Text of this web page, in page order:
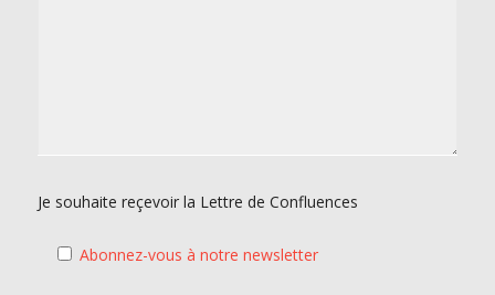
Je souhaite reçevoir la Lettre de Confluences
Abonnez-vous à notre newsletter